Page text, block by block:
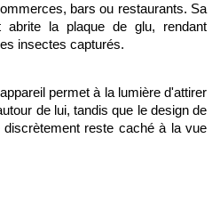
bars ou restaurants. Sa
abrite la plaque de glu, rendant
insectes capturés.
permet à la lumière d'attirer
de lui, tandis que le design de
discrètement reste caché à la vue